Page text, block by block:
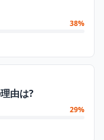
38%
由は?
29%